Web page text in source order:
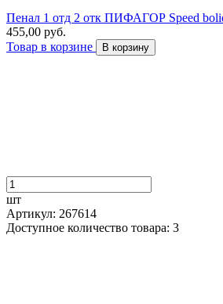
Пенал 1 отд 2 отк ПИФАГОР Speed
455,00 руб.
Товар в корзине
В корзину
шт
Артикул: 267614
Доступное количество товара: 3